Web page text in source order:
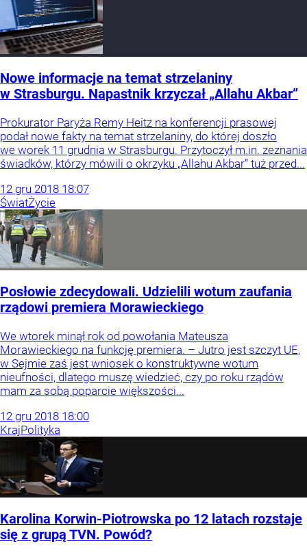
Nowe informacje na temat strzelaniny
w Strasburgu. Napastnik krzyczał „Allahu Akbar”
Prokurator Paryża Remy Heitz na konferencji prasowej
podał nowe fakty na temat strzelaniny, do której doszło
we worek 11 grudnia w Strasburgu. Przytoczył m.in. zeznania
świadków, którzy mówili o okrzyku „Allahu Akbar” tuż przed...
12 gru 2018 18:07
ŚwiatŻycie
Posłowie zdecydowali. Udzielili wotum zaufania
rządowi premiera Morawieckiego
We wtorek minął rok od powołania Mateusza
Morawieckiego na funkcję premiera. – Jutro jest szczyt UE,
w Sejmie zaś jest wniosek o konstruktywne wotum
nieufności, dlatego muszę wiedzieć, czy po roku rządów
mam za sobą poparcie większości...
12 gru 2018 18:00
KrajPolityka
Karolina Korwin-Piotrowska po 12 latach rozstaje
się z grupą TVN. Powód?